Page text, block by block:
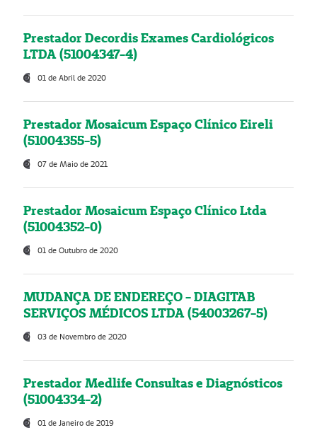
Prestador Decordis Exames Cardiológicos
LTDA (51004347-4)
01 de Abril de 2020
Prestador Mosaicum Espaço Clínico Eireli
(51004355-5)
07 de Maio de 2021
Prestador Mosaicum Espaço Clínico Ltda
(51004352-0)
01 de Outubro de 2020
MUDANÇA DE ENDEREÇO - DIAGITAB
SERVIÇOS MÉDICOS LTDA (54003267-5)
03 de Novembro de 2020
Prestador Medlife Consultas e Diagnósticos
(51004334-2)
01 de Janeiro de 2019